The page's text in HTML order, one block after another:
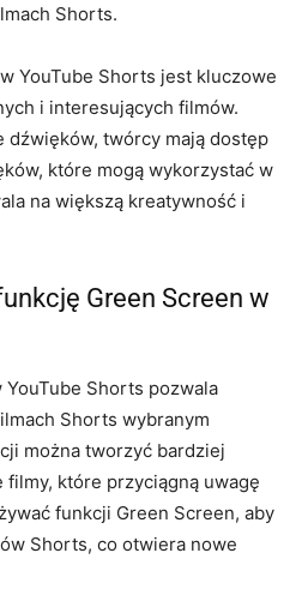
Shorts.
YouTube Shorts jest kluczowe
i interesujących filmów.
dźwięków, twórcy mają dostęp
które mogą wykorzystać w
na większą kreatywność i
Green Screen w
Shorts pozwala
Shorts wybranym
można tworzyć bardziej
które przyciągną uwagę
funkcji Green Screen, aby
Shorts, co otwiera nowe